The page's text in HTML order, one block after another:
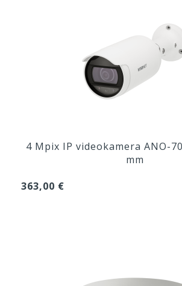
4 Mpix IP videokamera ANO-
mm
363,00 €